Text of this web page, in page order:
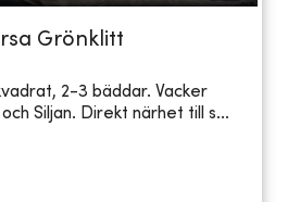
Grönklitt
2-3 bäddar. Vacker
Siljan. Direkt närhet till s...